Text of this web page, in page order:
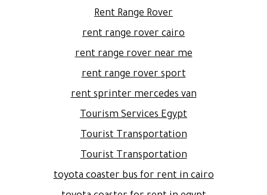
Rent Range Rover
rent range rover cairo
rent range rover near me
rent range rover sport
rent sprinter mercedes van
Tourism Services Egypt
Tourist Transportation
Tourist Transportation
toyota coaster bus for rent in cairo